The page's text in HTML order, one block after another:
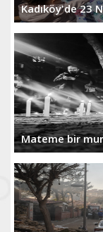
Kadıköy'de 23
Mateme bir